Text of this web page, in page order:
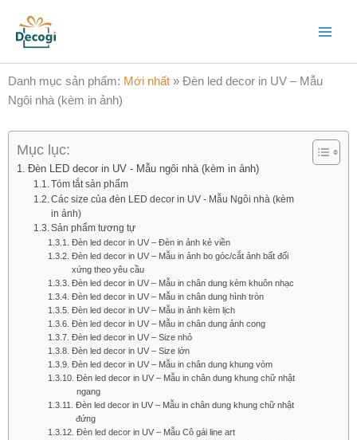
dung
Danh mục sản phẩm: Mới nhất » Đèn led decor in UV – Mẫu
Ngôi nhà (kèm in ảnh)
Mục lục:
Đèn LED decor in UV - Mẫu ngôi nhà (kèm in ảnh)
Tóm tắt sản phẩm
Các size của đèn LED decor in UV - Mẫu Ngôi nhà (kèm
in ảnh)
Sản phẩm tương tự
Đèn led decor in UV – Đèn in ảnh kẻ viền
Đèn led decor in UV – Mẫu in ảnh bo góc/cắt ảnh bất đối
xứng theo yêu cầu
Đèn led decor in UV – Mẫu in chân dung kèm khuôn nhạc
Đèn led decor in UV – Mẫu in chân dung hình tròn
Đèn led decor in UV – Mẫu in ảnh kèm lịch
Đèn led decor in UV – Mẫu in chân dung ảnh cong
Đèn led decor in UV – Size nhỏ
Đèn led decor in UV – Size lớn
Đèn led decor in UV – Mẫu in chân dung khung vòm
Đèn led decor in UV – Mẫu in chân dung khung chữ nhật
ngang
Đèn led decor in UV – Mẫu in chân dung khung chữ nhật
đứng
Đèn led decor in UV – Mẫu Cô gái line art